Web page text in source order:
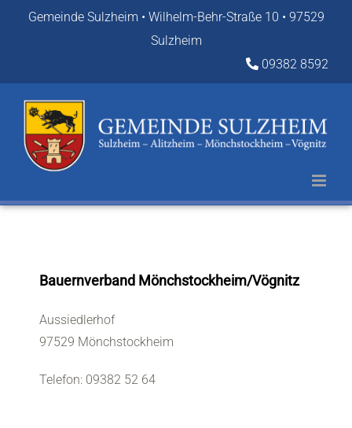
Gemeinde Sulzheim • Wilhelm-Behr-Straße 10 • 97529
Sulzheim
09382 8592
Bauernverband Mönchstockheim/Vögnitz
Aussiedlerhof
97529 Mönchstockheim
Telefon: 09382 52 64